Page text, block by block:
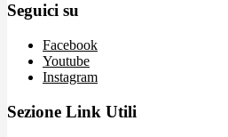
Seguici su
Facebook
Youtube
Instagram
Sezione Link Utili